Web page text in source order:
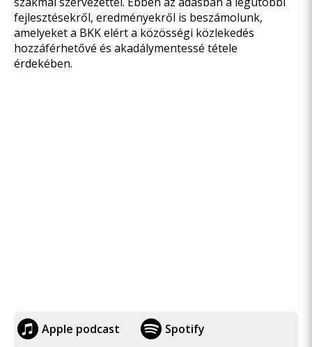
fejlesztésekről, eredményekről is beszámolunk,
amelyeket a BKK elért a közösségi közlekedés
hozzáférhetővé és akadálymentessé tétele
érdekében.
Apple podcast Spotify